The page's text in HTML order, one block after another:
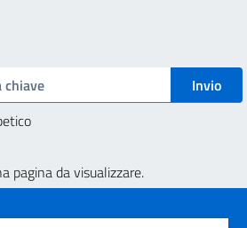
Invio
pagina da visualizzare.